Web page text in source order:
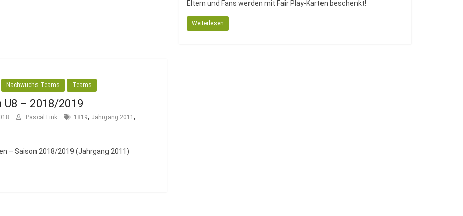
Eltern und Fans werden mit Fair Play-Karten beschenkt!
Weiterlesen
Nachwuchs Teams Teams
U8 – 2018/2019
Pascal Link 1819, Jahrgang 2011 ,
– Saison 2018/2019 (Jahrgang 2011)